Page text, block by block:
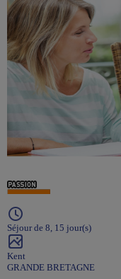
Séjour de 8, 15 jour(s)
Kent
GRANDE BRETAGNE